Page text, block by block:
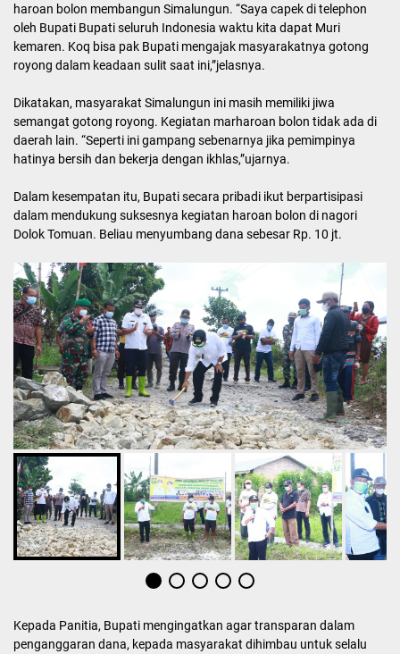
haroan bolon membangun Simalungun. “Saya capek di telephon
oleh Bupati Bupati seluruh Indonesia waktu kita dapat Muri
kemaren. Koq bisa pak Bupati mengajak masyarakatnya gotong
royong dalam keadaan sulit saat ini,”jelasnya.
Dikatakan, masyarakat Simalungun ini masih memiliki jiwa
semangat gotong royong. Kegiatan marharoan bolon tidak ada di
daerah lain. “Seperti ini gampang sebenarnya jika pemimpinya
hatinya bersih dan bekerja dengan ikhlas,”ujarnya.
Dalam kesempatan itu, Bupati secara pribadi ikut berpartisipasi
dalam mendukung suksesnya kegiatan haroan bolon di nagori
Dolok Tomuan. Beliau menyumbang dana sebesar Rp. 10 jt.
Kepada Panitia, Bupati mengingatkan agar transparan dalam
penganggaran dana, kepada masyarakat dihimbau untuk selalu